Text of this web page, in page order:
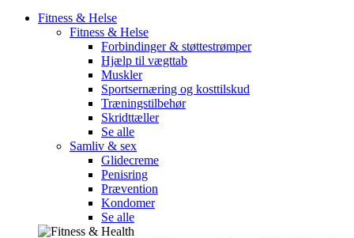
Fitness & Helse
Fitness & Helse
Forbindinger & støttestrømper
Hjælp til vægttab
Muskler
Sportsernæring og kosttilskud
Træningstilbehør
Skridttæller
Se alle
Samliv & sex
Glidecreme
Penisring
Prævention
Kondomer
Se alle